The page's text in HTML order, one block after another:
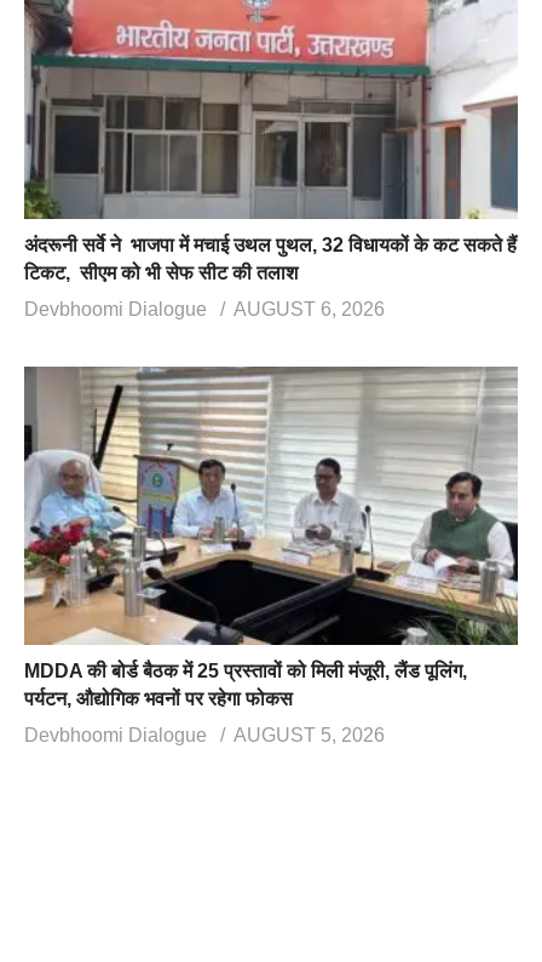
अंदरूनी सर्वे ने भाजपा में मचाई उथल पुथल, 32 विधायकों के कट सकते हैं
टिकट, सीएम को भी सेफ सीट की तलाश
Devbhoomi Dialogue
AUGUST 6, 2026
MDDA की बोर्ड बैठक में 25 प्रस्तावों को मिली मंजूरी, लैंड पूलिंग,
पर्यटन, औद्योगिक भवनों पर रहेगा फोकस
Devbhoomi Dialogue
AUGUST 5, 2026